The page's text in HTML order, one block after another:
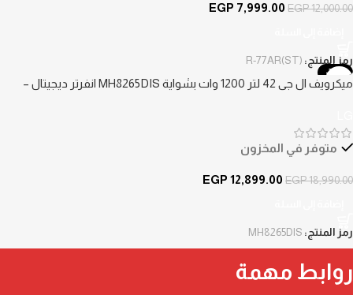
EGP12,000.00
EGP 7,999.00
رمز المنتج: R-77AR(ST)
-32%
ميكرويف ال جي 42 لتر 1200 وات بشواية MH8265DIS انفرتر ديجيتال –
متوفر في المخزون
EGP18,990.00
EGP 12,899.00
رمز المنتج: MH8265DIS
روابط مهمة